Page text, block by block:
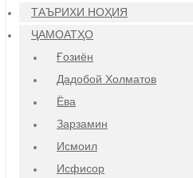
ТАЪРИХИ НОҲИЯ
ҶАМОАТҲО
Ғозиён
Дадобой Холматов
Ёва
Зарзамин
Исмоил
Исфисор